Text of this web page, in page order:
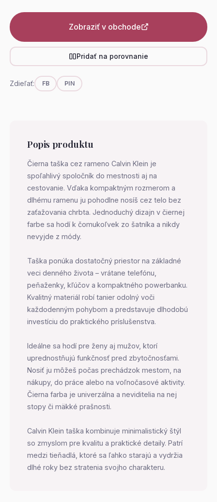
Zobraziť v obchode
Pridať na porovnanie
Zdieľať: FB PIN
Popis produktu
Čierna taška cez rameno Calvin Klein je
spoľahlivý spoločník do mestnosti aj na
cestovanie. Vďaka kompaktným rozmerom a
dlhému ramenu ju pohodlne nosíš cez telo bez
zaťažovania chrbta. Jednoduchý dizajn v čiernej
farbe sa hodí k čomukoľvek zo šatníka a nikdy
nevyjde z módy.
Taška ponúka dostatočný priestor na základné
veci denného života – vrátane telefónu,
peňaženky, kľúčov a kompaktného powerbanku.
Kvalitný materiál robí tanier odolný voči
každodenným pohybom a predstavuje dlhodobú
investíciu do praktického príslušenstva.
Ideálne sa hodí pre ženy aj mužov, ktorí
uprednostňujú funkčnosť pred zbytočnosťami.
Nosiť ju môžeš počas prechádzok mestom, na
nákupy, do práce alebo na voľnočasové aktivity.
Čierna farba je univerzálna a neviditelia na nej
stopy či mäkké prašnosti.
Calvin Klein taška kombinuje minimalistický štýl
so zmyslom pre kvalitu a praktické detaily. Patrí
medzi tieňadlá, ktoré sa ľahko starajú a vydržia
dlhé roky bez stratenia svojho charakteru.